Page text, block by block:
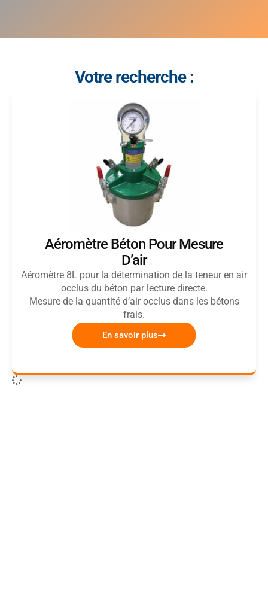
Votre recherche :
Aéromètre Béton Pour Mesure
D’air
Aéromètre 8L pour la détermination de la teneur en air
occlus du béton par lecture directe.
Mesure de la quantité d’air occlus dans les bétons
frais.
En savoir plus